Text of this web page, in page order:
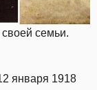
семьи.
января 1918